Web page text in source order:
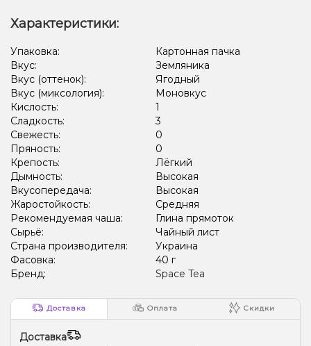
Характеристики:
Упаковка:
Картонная пачка
Вкус:
Земляника
Вкус (оттенок):
Ягодный
Вкус (миксология):
Моновкус
Кислость:
1
Сладкость:
3
Свежесть:
0
Пряность:
0
Крепость:
Лёгкий
Дымность:
Высокая
Вкусопередача:
Высокая
Жаростойкость:
Средняя
Рекомендуемая чаша:
Глина прямоток
Сырьё:
Чайный лист
Страна производителя:
Украина
Фасовка:
40 г
Бренд:
Space Tea
Доставка Оплата Скидки
Доставка